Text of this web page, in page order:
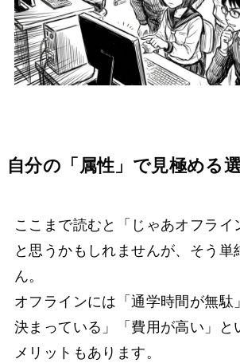
自分の「属性」で見極める
ここまで読むと「じゃあオフライ
と思うかもしれませんが、そう単
ん。
オフラインには「通学時間が無駄
決まっている」「費用が高い」と
メリットもあります。